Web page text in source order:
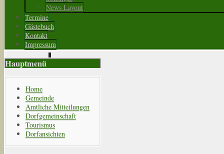
News Layout
Termine
Gästebuch
Kontakt
Impressum
Hauptmenü
Home
Gemeinde
Amtliche Mitteilungen
Dorfgemeinschaft
Tourismus
Dorfansichten